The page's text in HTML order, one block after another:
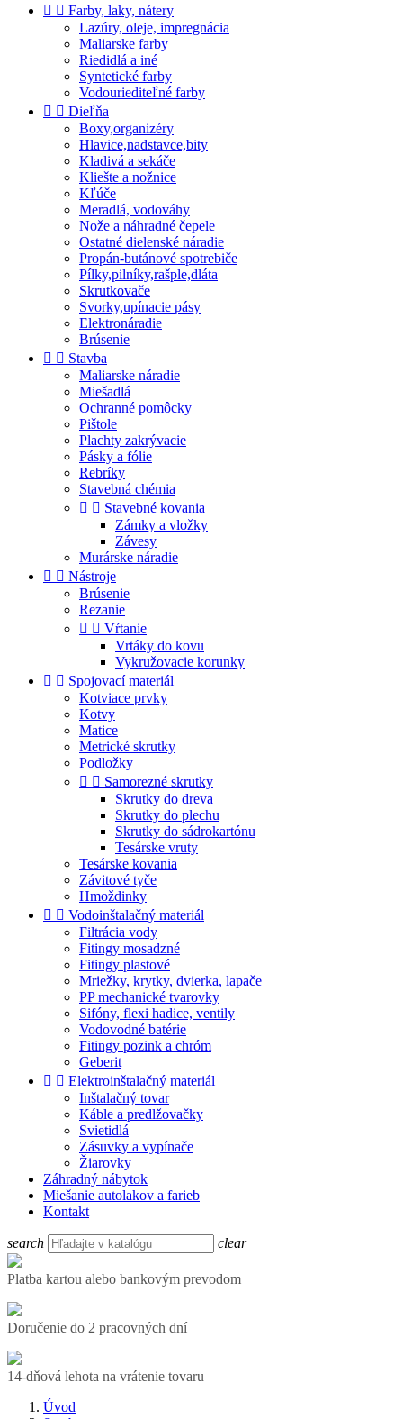
  Farby, laky, nátery
Lazúry, oleje, impregnácia
Maliarske farby
Riedidlá a iné
Syntetické farby
Vodouriediteľné farby
  Dieľňa
Boxy,organizéry
Hlavice,nadstavce,bity
Kladivá a sekáče
Kliešte a nožnice
Kľúče
Meradlá, vodováhy
Nože a náhradné čepele
Ostatné dielenské náradie
Propán-butánové spotrebiče
Pílky,pilníky,rašple,dláta
Skrutkovače
Svorky,upínacie pásy
Elektronáradie
Brúsenie
  Stavba
Maliarske náradie
Miešadlá
Ochranné pomôcky
Pištole
Plachty zakrývacie
Pásky a fólie
Rebríky
Stavebná chémia
  Stavebné kovania
Zámky a vložky
Závesy
Murárske náradie
  Nástroje
Brúsenie
Rezanie
  Vŕtanie
Vrtáky do kovu
Vykružovacie korunky
  Spojovací materiál
Kotviace prvky
Kotvy
Matice
Metrické skrutky
Podložky
  Samorezné skrutky
Skrutky do dreva
Skrutky do plechu
Skrutky do sádrokartónu
Tesárske vruty
Tesárske kovania
Závitové tyče
Hmoždinky
  Vodoinštalačný materiál
Filtrácia vody
Fitingy mosadzné
Fitingy plastové
Mriežky, krytky, dvierka, lapače
PP mechanické tvarovky
Sifóny, flexi hadice, ventily
Vodovodné batérie
Fitingy pozink a chróm
Geberit
  Elektroinštalačný materiál
Inštalačný tovar
Káble a predlžovačky
Svietidlá
Zásuvky a vypínače
Žiarovky
Záhradný nábytok
Miešanie autolakov a farieb
Kontakt
search clear
Platba kartou alebo bankovým prevodom
Doručenie do 2 pracovných dní
14-dňová lehota na vrátenie tovaru
Úvod